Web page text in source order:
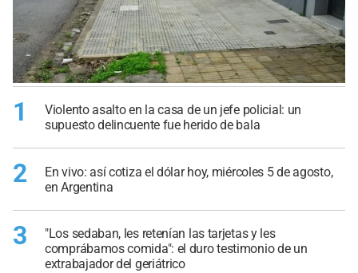
1
Violento asalto en la casa de un jefe policial: un
supuesto delincuente fue herido de bala
2
En vivo: así cotiza el dólar hoy, miércoles 5 de agosto,
en Argentina
3
"Los sedaban, les retenían las tarjetas y les
comprábamos comida": el duro testimonio de un
extrabajador del geriátrico